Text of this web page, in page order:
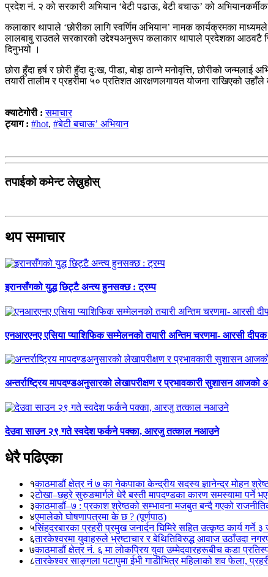
प्रदेश नं. २ को सरकारी अभियान ‘बेटी पढाऊ, बेटी बचाऊ’ को
कलाकार थापाले ‘छोरीका लागि स्वर्णिम अभियान’ नामक कार्यक्रमका
लालबाबु राउतले सरकारको उद्देश्यअनुरूप कलाकार थापाले प्रदेशका आठवटै
दिनुभयो ।
छोरा हुँदा हर्ष र छोरी हुँदा दुःख, पीडा, बोझ ठान्ने मनोवृत्ति, छोरीको
तयारी तालीम र प्रहरीमा ५० प्रतिशत आरक्षणलगायत योजना राखिएको
क्याटेगोरी :समाचार
ट्याग : #hot, #बेटी बचाऊ’ अभियान
तपाईको कमेन्ट लेख्नुहोस्
थप समाचार
इरानसँगको युद्ध छिट्टै अन्त्य हुनसक्छ : ट्रम्प
एनआरएनए एसिया प्याशिफिक सम्मेलनको तयारी अन्तिम चरणमा- आरसी
अन्तर्राष्ट्रिय मापदण्डअनुसारको लेखापरीक्षण र प्रभावकारी सुशासन आजको
देउवा साउन २९ गते स्वदेश फर्कने पक्का, आरजु तत्काल नआउने
धेरै पढिएका
१काठमाडौं क्षेत्र नं ७ का नेकपाका केन्द्रीय सदस्य ज्ञानेन्द्र मोहन
२टोखा–छहरे सुरुङमार्गले धेरै बस्ती मापदण्डका कारण समस्यामा पर्ने
३काठमाडौं–७ : प्रकाश श्रेष्ठको सम्भावना मजबुत बन्दै गएको
४एमालेको घोषणापत्रमा के छ ? (पूर्णपाठ)
५सिंहदरबारका प्रहरी प्रमुख जनार्दन घिमिरे सहित उत्कृष्ठ कार्य
६तारकेश्वरमा युवाहरुले भ्रष्टाचार र बेथितिविरुद्ध आवाज उठाँउदा
७काठमाडौं क्षेत्र नं. ६ मा लोकप्रिय युवा उम्मेदवारहरूबीच कडा
८तारकेश्वर साङ्गला पटापुमा ईभी गाडीभित्र महिलाको शव फेला,